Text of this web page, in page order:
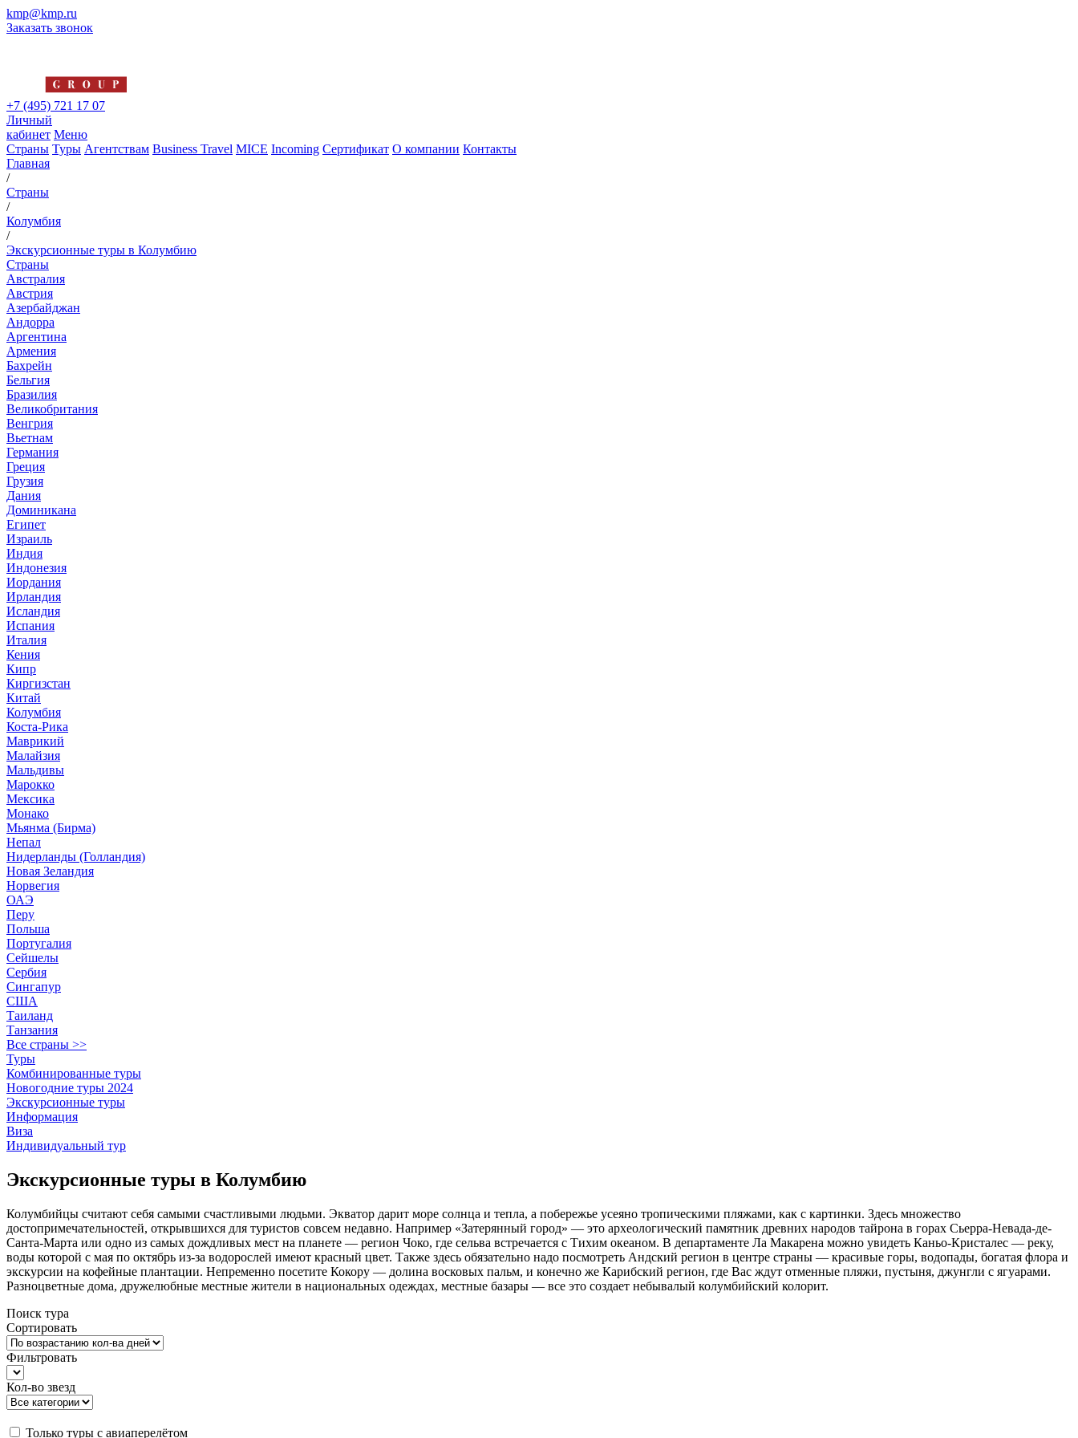
kmp@kmp.ru
Заказать звонок
+7 (495) 721 17 07
Личный
кабинет Меню
Страны Туры Агентствам Business Travel MICE Incoming Сертификат О компании Контакты
Главная
/
Страны
/
Колумбия
/
Экскурсионные туры в Колумбию
Страны
Австралия
Австрия
Азербайджан
Андорра
Аргентина
Армения
Бахрейн
Бельгия
Бразилия
Великобритания
Венгрия
Вьетнам
Германия
Греция
Грузия
Дания
Доминикана
Египет
Израиль
Индия
Индонезия
Иордания
Ирландия
Исландия
Испания
Италия
Кения
Кипр
Киргизстан
Китай
Колумбия
Коста-Рика
Маврикий
Малайзия
Мальдивы
Марокко
Мексика
Монако
Мьянма (Бирма)
Непал
Нидерланды (Голландия)
Новая Зеландия
Норвегия
ОАЭ
Перу
Польша
Португалия
Сейшелы
Сербия
Сингапур
США
Таиланд
Танзания
Все страны >>
Туры
Комбинированные туры
Новогодние туры 2024
Экскурсионные туры
Информация
Виза
Индивидуальный тур
Экскурсионные туры в Колумбию
Колумбийцы считают себя самыми счастливыми людьми. Экватор дарит море солнца и тепла, а побережье усеяно тропическими пляжами, как с картинки. Здесь множество
достопримечательностей, открывшихся для туристов совсем недавно. Например «Затерянный город» — это археологический памятник древних народов тайрона в горах Сьерра-Невада-де-
Санта-Марта или одно из самых дождливых мест на планете — регион Чоко, где сельва встречается с Тихим океаном. В департаменте Ла Макарена можно увидеть Каньо-Кристалес — реку,
воды которой с мая по октябрь из-за водорослей имеют красный цвет. Также здесь обязательно надо посмотреть Андский регион в центре страны — красивые горы, водопады, богатая флора и
экскурсии на кофейные плантации. Непременно посетите Кокору — долина восковых пальм, и конечно же Карибский регион, где Вас ждут отменные пляжи, пустыня, джунгли с ягуарами.
Разноцветные дома, дружелюбные местные жители в национальных одеждах, местные базары — все это создает небывалый колумбийский колорит.
Поиск тура
Сортировать
Фильтровать
Кол-во звезд
Только туры с авиаперелётом